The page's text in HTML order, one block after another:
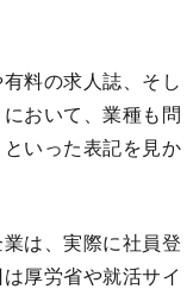
料の求人誌、そし
おいて、業種も問
いった表記を見か
は、実際に社員登
厚労省や就活サイ